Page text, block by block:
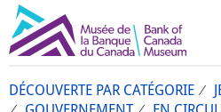
DÉCOUVERTE PAR CATÉGORIE